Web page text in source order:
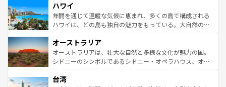
ば市内交通費無料で観光を楽しむこともできる。 なお、新
着のスイス情報はコンテンツ一覧 を参照してほしい。
のような巨大都市は、観光、ショッピング、エンターテイ
ンメントが詰まった刺激的なスポットだ。一方、アメリカ
西部には大自然が広がり、グランドキャニオンやイエロー
部のニューオーリンズでは、音楽と美食が融合した独特の
文化が魅力。旅行者はアメリカの各地域で異なる魅力を楽
しみながら、その多様性と豊かな歴史を感じることができ
ならではの贅沢な旅のスタイルだ。 なお、新着のアメリカ
ハワイ
年間を通じて温暖な気候に恵まれ、多くの島で構成される
ハワイは、どの島も独自の魅力をもっている。大自然の神
ワイ島は見逃せない。また、定番の観光地といえばオアフ
島だが、静かな自然を求めるならマウイ島やカウアイ島が
おすすめ。エメラルドグリーンに輝く海をはじめ、豊かな
れるおもてなしの心で訪れる人々を迎えてくれるハワイの
オーストラリア
オーストラリアは、壮大な自然と多様な文化が魅力の国。
シドニーのシンボルであるシドニー・オペラハウス、オー
リアリーフや大陸中央部にそびえるウルル（エアーズロッ
台湾